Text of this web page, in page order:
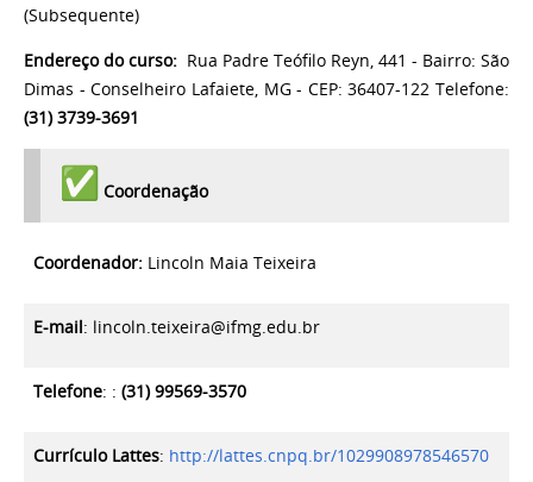
(Subsequente)
Endereço do curso: Rua Padre Teófilo Reyn, 441 - Bairro: São
Dimas - Conselheiro Lafaiete, MG - CEP: 36407-122 Telefone:
(31) 3739-3691
Coordenação
Coordenador: Lincoln Maia Teixeira
E-mail: lincoln.teixeira@ifmg.edu.br
Telefone: : (31) 99569-3570
Currículo Lattes: http://lattes.cnpq.br/1029908978546570